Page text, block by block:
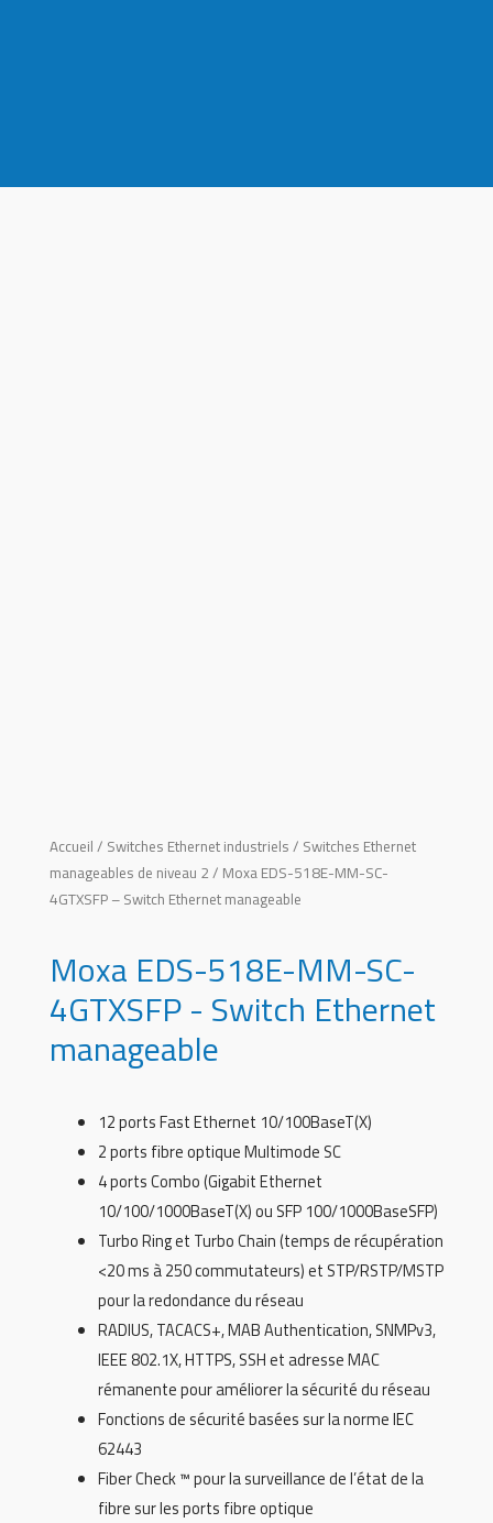
Accueil / Switches Ethernet industriels / Switches Ethernet
manageables de niveau 2 / Moxa EDS-518E-MM-SC-
4GTXSFP – Switch Ethernet manageable
Moxa EDS-518E-MM-SC-
4GTXSFP - Switch Ethernet
manageable
12 ports Fast Ethernet 10/100BaseT(X)
2 ports fibre optique Multimode SC
4 ports Combo (Gigabit Ethernet
10/100/1000BaseT(X) ou SFP 100/1000BaseSFP)
Turbo Ring et Turbo Chain (temps de récupération
<20 ms à 250 commutateurs) et STP/RSTP/MSTP
pour la redondance du réseau
RADIUS, TACACS+, MAB Authentication, SNMPv3,
IEEE 802.1X, HTTPS, SSH et adresse MAC
rémanente pour améliorer la sécurité du réseau
Fonctions de sécurité basées sur la norme IEC
62443
Fiber Check ™ pour la surveillance de l’état de la
fibre sur les ports fibre optique